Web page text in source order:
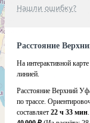
Нашли ошибку?
Расстояние
На интерактивной
линией.
Расстояние Верхний
по трассе.
составляет 22 ч 33 мин